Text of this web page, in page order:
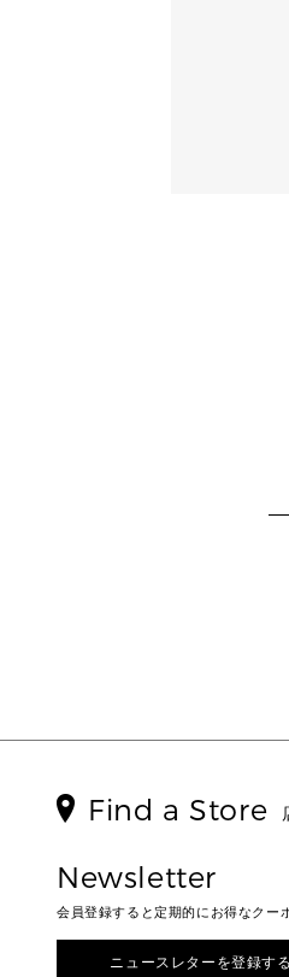
Find a Store
Newsletter
会員登録すると定期的にお得なクー
ニュースレターを登録する